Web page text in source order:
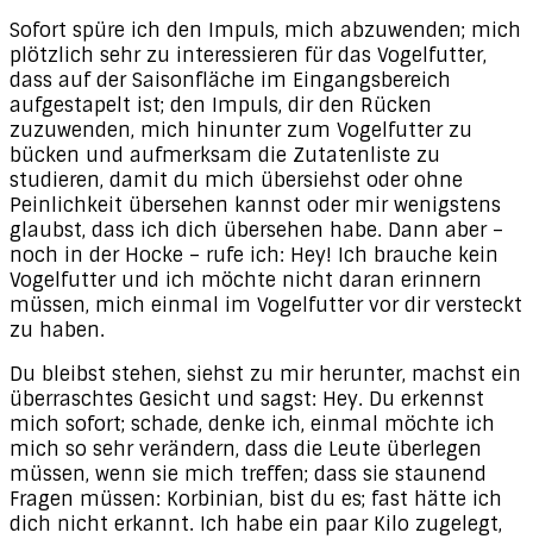
Sofort spüre ich den Impuls, mich abzuwenden; mich
plötzlich sehr zu interessieren für das Vogelfutter,
dass auf der Saisonfläche im Eingangsbereich
aufgestapelt ist; den Impuls, dir den Rücken
zuzuwenden, mich hinunter zum Vogelfutter zu
bücken und aufmerksam die Zutatenliste zu
studieren, damit du mich übersiehst oder ohne
Peinlichkeit übersehen kannst oder mir wenigstens
glaubst, dass ich dich übersehen habe. Dann aber –
noch in der Hocke – rufe ich: Hey! Ich brauche kein
Vogelfutter und ich möchte nicht daran erinnern
müssen, mich einmal im Vogelfutter vor dir versteckt
zu haben.
Du bleibst stehen, siehst zu mir herunter, machst ein
überraschtes Gesicht und sagst: Hey. Du erkennst
mich sofort; schade, denke ich, einmal möchte ich
mich so sehr verändern, dass die Leute überlegen
müssen, wenn sie mich treffen; dass sie staunend
Fragen müssen: Korbinian, bist du es; fast hätte ich
dich nicht erkannt. Ich habe ein paar Kilo zugelegt,